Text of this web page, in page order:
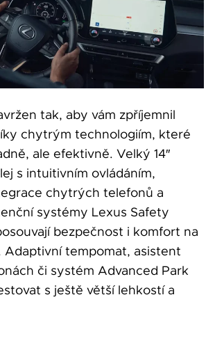
tak, aby vám zpříjemnil
chytrým technologiím, které
ale efektivně. Velký 14″
s intuitivním ovládáním,
chytrých telefonů a
systémy Lexus Safety
bezpečnost i komfort na
Adaptivní tempomat, asistent
či systém Advanced Park
s ještě větší lehkostí a